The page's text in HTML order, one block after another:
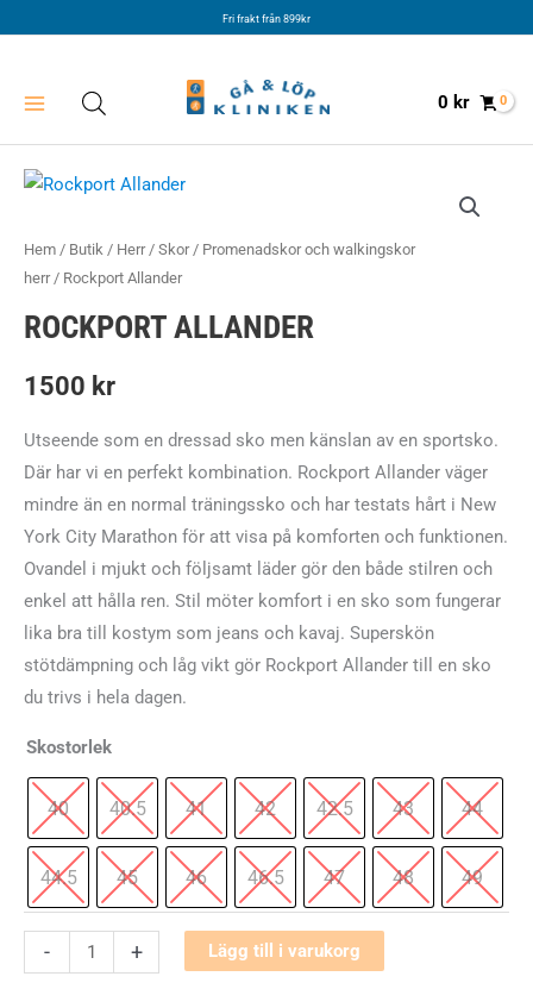
Fri frakt från 899kr
0 kr
Hem / Butik / Herr/ Skor/ Promenadskor och walkingskor
herr/ Rockport Allander
ROCKPORT ALLANDER
1500 kr
Utseende som en dressad sko men känslan av en sportsko.
Där har vi en perfekt kombination. Rockport Allander väger
mindre än en normal träningssko och har testats hårt i New
York City Marathon för att visa på komforten och funktionen.
Ovandel i mjukt och följsamt läder gör den både stilren och
enkel att hålla ren. Stil möter komfort i en sko som fungerar
lika bra till kostym som jeans och kavaj. Superskön
stötdämpning och låg vikt gör Rockport Allander till en sko
du trivs i hela dagen.
Skostorlek
40 40.5 41 42 42.5 43 44
44.5 45 46 46.5 47 48 49
-
Rockport
Allander
+ Lägg till i varukorg